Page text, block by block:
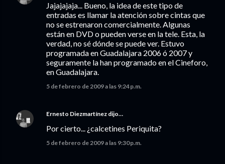
Jajajajaja... Bueno, la idea de este tipo de
entradas es llamar la atención sobre cintas que
no se estrenaron comercialmente. Algunas
están en DVD o pueden verse en la tele. Esta, la
verdad, no sé dónde se puede ver. Estuvo
programada en Guadalajara 2006 ó 2007 y
seguramente la han programado en el Cineforo,
en Guadalajara.
5 de febrero de 2009 a las 9:24 p.m.
Ernesto Diezmartínez dijo…
Por cierto... ¿calcetines Periquita?
5 de febrero de 2009 a las 9:30 p.m.